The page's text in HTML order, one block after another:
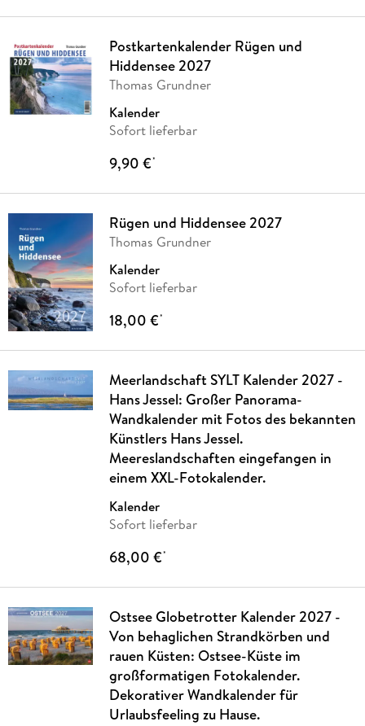
Postkartenkalender Rügen und
Hiddensee 2027
Thomas Grundner
Kalender
Sofort lieferbar
9,90 €*
Rügen und Hiddensee 2027
Thomas Grundner
Kalender
Sofort lieferbar
18,00 €*
Meerlandschaft SYLT Kalender 2027 -
Hans Jessel: Großer Panorama-
Wandkalender mit Fotos des bekannten
Künstlers Hans Jessel.
Meereslandschaften eingefangen in
einem XXL-Fotokalender.
Kalender
Sofort lieferbar
68,00 €*
Ostsee Globetrotter Kalender 2027 -
Von behaglichen Strandkörben und
rauen Küsten: Ostsee-Küste im
großformatigen Fotokalender.
Dekorativer Wandkalender für
Urlaubsfeeling zu Hause.